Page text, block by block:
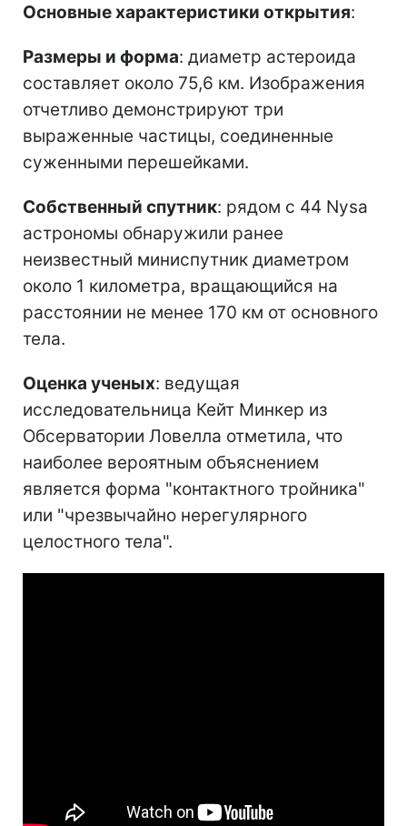
Основные характеристики открытия:
Размеры и форма: диаметр астероида
составляет около 75,6 км. Изображения
отчетливо демонстрируют три
выраженные частицы, соединенные
суженными перешейками.
Собственный спутник: рядом с 44 Nysa
астрономы обнаружили ранее
неизвестный миниспутник диаметром
около 1 километра, вращающийся на
расстоянии не менее 170 км от основного
тела.
Оценка ученых: ведущая
исследовательница Кейт Минкер из
Обсерватории Ловелла отметила, что
наиболее вероятным объяснением
является форма "контактного тройника"
или "чрезвычайно нерегулярного
целостного тела".